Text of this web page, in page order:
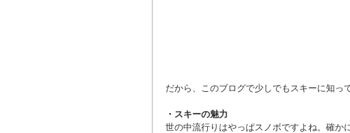
だから、このブログで少しでもスキーに知っ
・スキーの魅力
世の中流行りはやっぱスノボですよね。確か